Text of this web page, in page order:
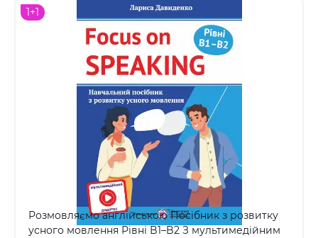
1+1
Розмовляємо англійською Посібник з розвитку
усного мовлення Рівні B1–B2 З мультимедійним